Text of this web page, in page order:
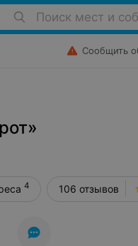
Поиск мест и
Сообщить
4 106 отзывов